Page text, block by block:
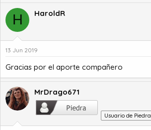
H HaroldR
13 Jun 2019
Gracias por el aporte compañero
MrDrago671
Usuario de Piedra